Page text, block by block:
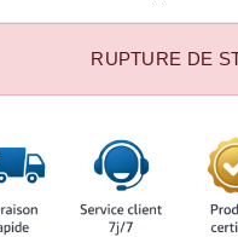
renforcer la posture et
RUPTURE DE